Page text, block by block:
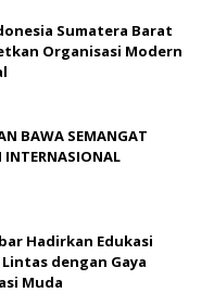
Sumatera Barat
Organisasi Modern
BAWA SEMANGAT
INTERNASIONAL
Hadirkan Edukasi
dengan Gaya
Muda